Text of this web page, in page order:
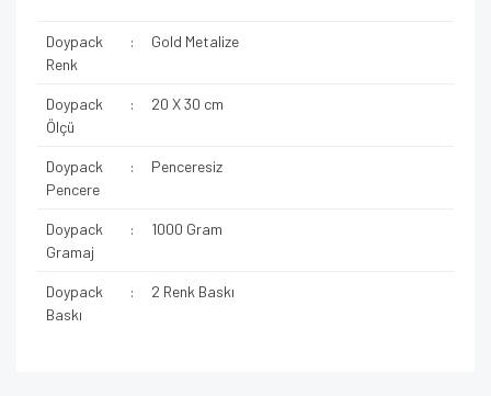
Doypack
Renk
: Gold Metalize
Doypack
Ölçü
: 20 X 30 cm
Doypack
Pencere
: Penceresiz
Doypack
Gramaj
: 1000 Gram
Doypack
Baskı
: 2 Renk Baskı